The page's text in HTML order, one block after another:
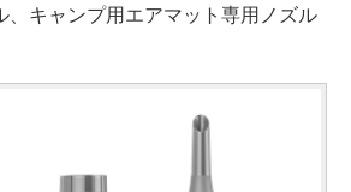
、キャンプ用エアマット専用ノズル